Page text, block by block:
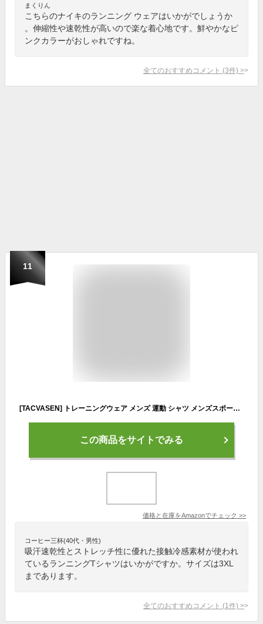
まくりん
こちらのナイキのランニング ウェアはいかがでしょうか
。伸縮性や速乾性が高いので楽な着心地です。鮮やかなピ
ンクカラーがおしゃれですね。
全てのおすすめコメント (3件) >
11
[TACVASEN] トレーニングウェア メンズ 運動 シャツ メンズスポーツtシャツ ゴルフウェア メンズ 夏 反射 大きいサイズ 接触冷感 吸汗速乾 ランニングシャツ ピンク L
この商品をサイトでみる
価格と在庫をAmazonでチェック >>
コーヒー三杯(40代・男性)
吸汗速乾性とストレッチ性に優れた接触冷感素材が使われ
ているランニングTシャツはいかがですか。サイズは3XL
まであります。
全てのおすすめコメント (1 件) >